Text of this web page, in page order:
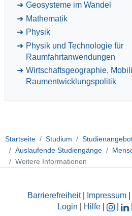
Geosysteme im Wandel
Mathematik
Physik
Physik und Technologie für
Raumfahrtanwendungen
Wirtschaftsgeographie,
Raumentwicklungspolitik
Startseite Studium
Auslaufende Studiengänge
Weitere Informationen
Barrierefreiheit| Impressum
Login
Hilfe